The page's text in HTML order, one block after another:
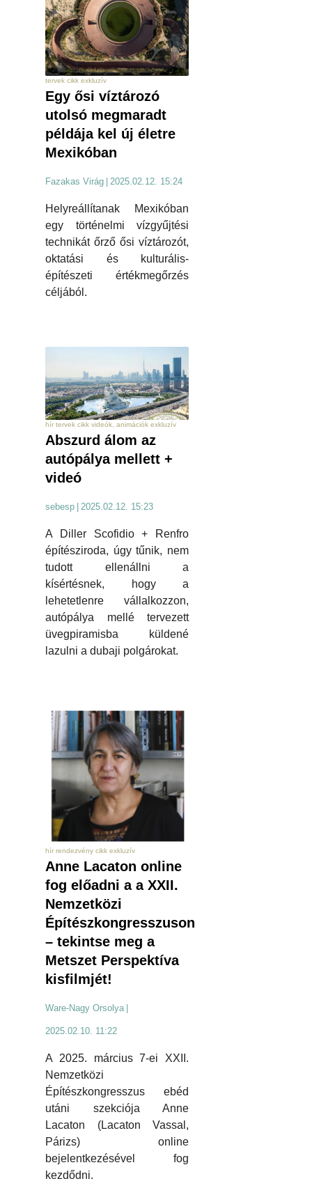
tervek cikk exkluzív
Egy ősi víztározó
utolsó megmaradt
példája kel új életre
Mexikóban
Fazakas Virág 2025.02.12. 15:24
Helyreállítanak Mexikóban
egy történelmi vízgyűjtési
technikát őrző ősi víztározót,
oktatási és kulturális-
építészeti értékmegőrzés
céljából.
hír tervek cikk videók, animációk exkluzív
Abszurd álom az
autópálya mellett +
videó
sebesp | 2025.02.12. 15:23
A Diller Scofidio + Renfro
építésziroda, úgy tűnik, nem
tudott ellenállni a
kísértésnek, hogy a
lehetetlenre vállalkozzon,
autópálya mellé tervezett
üvegpiramisba küldené
lazulni a dubaji polgárokat.
hír rendezvény cikk exkluzív
Anne Lacaton online
fog előadni a a XXII.
Nemzetközi
Építészkongresszuson
– tekintse meg a
Metszet Perspektíva
kisfilmjét!
Ware-Nagy Orsolya
2025.02.10. 11:22
A 2025. március 7-ei XXII.
Nemzetközi
Építészkongresszus ebéd
utáni szekciója Anne
Lacaton (Lacaton Vassal,
Párizs) online
bejelentkezésével fog
kezdődni.